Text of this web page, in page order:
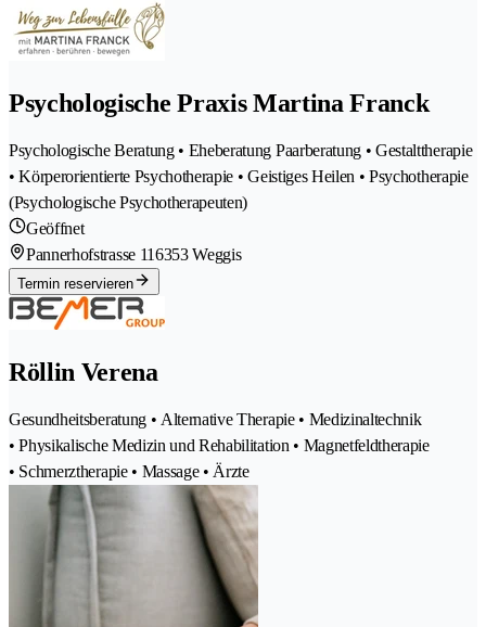
Psychologische Praxis Martina Franck
Psychologische Beratung • Eheberatung Paarberatung • Gestalttherapie
• Körperorientierte Psychotherapie • Geistiges Heilen • Psychotherapie
(Psychologische Psychotherapeuten)
Geöffnet
Pannerhofstrasse 116353 Weggis
Termin reservieren
Röllin Verena
Gesundheitsberatung • Alternative Therapie • Medizinaltechnik
• Physikalische Medizin und Rehabilitation • Magnetfeldtherapie
• Schmerztherapie • Massage • Ärzte